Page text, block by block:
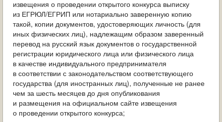
извещения о проведении открытого конкурса выписку
из ЕГРЮЛ/ЕГРИП или нотариально заверенную копию
такой, копии документов, удостоверяющих личность (для
иных физических лиц), надлежащим образом заверенный
перевод на русский язык документов о государственной
регистрации юридического лица или физического лица
в качестве индивидуального предпринимателя
в соответствии с законодательством соответствующего
государства (для иностранных лиц), полученные не ранее
чем за шесть месяцев до дня опубликования
и размещения на официальном сайте извещения
о проведении открытого конкурса;